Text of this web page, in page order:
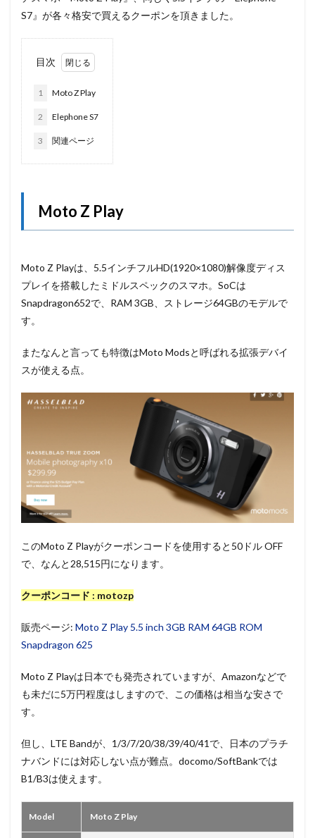
S7』が各々格安で買えるクーポンを頂きました。
目次
1 Moto Z Play
2 Elephone S7
3 関連ページ
Moto Z Play
Moto Z Playは、5.5インチフルHD(1920×1080)解像度ディス
プレイを搭載したミドルスペックのスマホ。SoCは
Snapdragon652で、RAM 3GB、ストレージ64GBのモデルで
す。
またなんと言っても特徴はMoto Modsと呼ばれる拡張デバイ
スが使える点。
このMoto Z Playがクーポンコードを使用すると50ドル OFF
で、なんと28,515円になります。
クーポンコード : motozp
販売ページ: Moto Z Play 5.5 inch 3GB RAM 64GB ROM
Snapdragon 625
Moto Z Playは日本でも発売されていますが、Amazonなどで
も未だに5万円程度はしますので、この価格は相当な安さで
す。
但し、LTE Bandが、1/3/7/20/38/39/40/41で、日本のプラチ
ナバンドには対応しない点が難点。docomo/SoftBankでは
B1/B3は使えます。
Model Moto Z Play